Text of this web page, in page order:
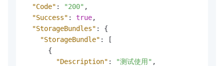
"Code" : "200" ,
"Success" : true,
"StorageBundles" :
{
"StorageBundle" :
[
{
"Description" : "测试使用" ,